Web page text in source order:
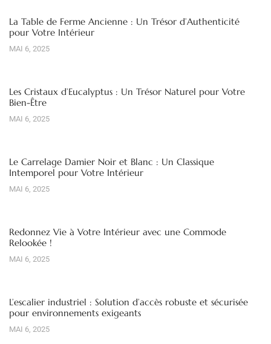
La Table de Ferme Ancienne : Un Trésor d’Authenticité
pour Votre Intérieur
MAI 6, 2025
Les Cristaux d’Eucalyptus : Un Trésor Naturel pour Votre
Bien-Être
MAI 6, 2025
Le Carrelage Damier Noir et Blanc : Un Classique
Intemporel pour Votre Intérieur
MAI 6, 2025
Redonnez Vie à Votre Intérieur avec une Commode
Relookée !
MAI 6, 2025
L’escalier industriel : Solution d’accès robuste et sécurisée
pour environnements exigeants
MAI 6, 2025